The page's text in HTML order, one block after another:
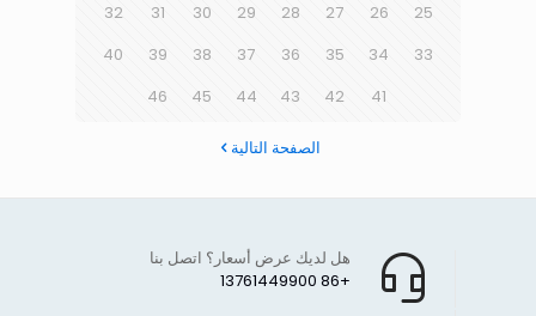
25
26
27
28
29
30
31
32
33
34
35
36
37
38
39
40
41
42
43
44
45
46
الصفحة التالية
+86 13761449900
هل لديك عرض أسعار؟ اتصل بنا